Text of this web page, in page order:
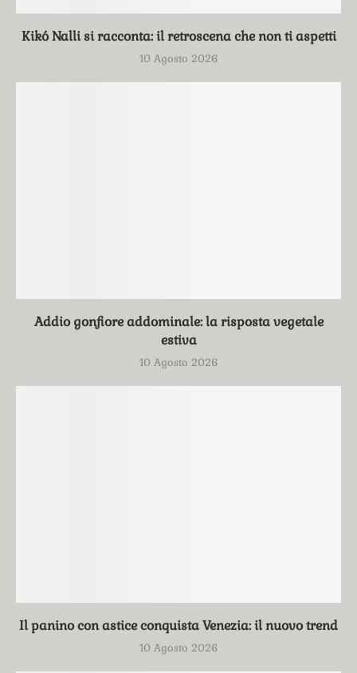
Kikó Nalli si racconta: il retroscena che non ti aspetti
10 Agosto 2026
Addio gonfiore addominale: la risposta vegetale
estiva
10 Agosto 2026
Il panino con astice conquista Venezia: il nuovo trend
10 Agosto 2026